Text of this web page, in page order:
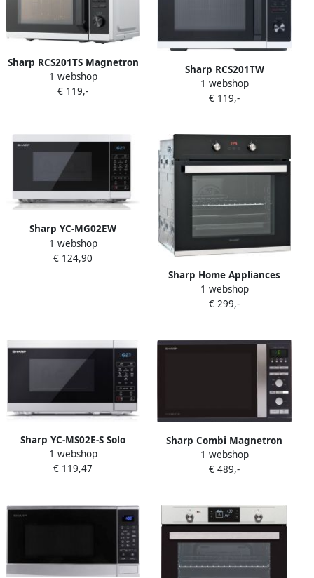
Sharp RCS201TS Magnetron
Zilver
1 webshop
€ 119,-
Sharp RCS201TW
Magnetron Wit
1 webshop
€ 119,-
Sharp YC-MG02EW
Vrijstaande Magnetron met
Grill 20L 800W Magnetron
1 webshop
€ 124,90
Sharp Home Appliances
Sharp-K-60D22BM1EU-
Inbouw oven-Nis 60-energie
1 webshop
€ 299,-
Sharp YC-MS02E-S Solo
magnetron 800 Watt 20
liter
1 webshop
€ 119,47
Sharp Combi Magnetron
R941BKW | Microgolfovens
| Keuken&Koken
1 webshop
€ 489,-